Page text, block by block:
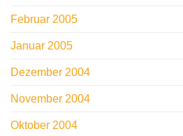
Februar 2005
Januar 2005
Dezember 2004
November 2004
Oktober 2004